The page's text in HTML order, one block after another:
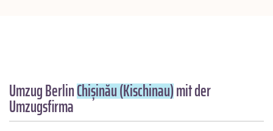
Umzug BerlinChișinău (Kischinau)mit der
Umzugsfirma